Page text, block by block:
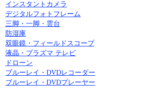
インスタントカメラ
デジタルフォトフレーム
三脚・一脚・雲台
防湿庫
双眼鏡・フィールドスコープ
液晶・プラズマ テレビ
ドローン
ブルーレイ・DVDレコーダー
ブルーレイ・DVDプレーヤー